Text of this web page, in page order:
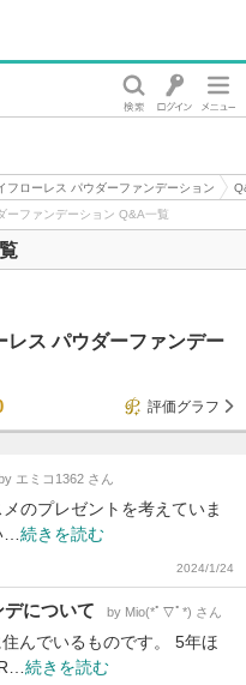
フローレス パウダーファンデーション
ーファンデーション Q&A一覧
レス パウダーファンデー
評価グラフ
エミコ1362 さん
のプレゼントを考えていま
続きを読む
2024/1/24
について by Mio(*ﾟ▽ﾟ*) さん
んでいるものです。 5年ほ
続きを読む